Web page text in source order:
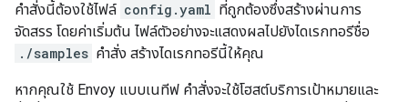
คำสั่งนี้ต้องใช้ไฟล์ config.yaml ที่ถูกต้องซึ่งสร้างผ่านการ
จัดสรร โดยค่าเริ่มต้น ไฟล์ตัวอย่างจะแสดงผลไปยังไดเรกทอรีชื่อ
./samples คำสั่ง สร้างไดเรกทอรีนี้ให้คุณ
หากคุณใช้ Envoy แบบเนทีฟ คำสั่งจะใช้โฮสต์บริการเป้าหมายและ